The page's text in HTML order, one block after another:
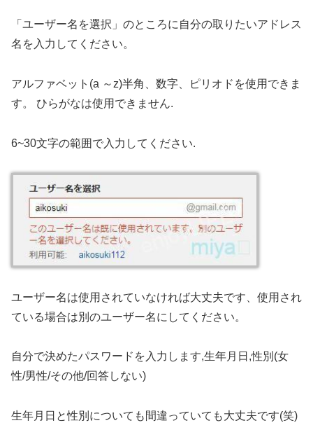
「ユーザー名を選択」のところに自分の取りたいアドレス
名を入力してください。
アルファベット(a ～z)半角、数字、ピリオドを使用できま
す。 ひらがなは使用できません.
6~30文字の範囲で入力してください.
ユーザー名は使用されていなければ大丈夫です、使用され
ている場合は別のユーザー名にしてください。
自分で決めたパスワードを入力します,生年月日,性別(女
性/男性/その他/回答しない)
生年月日と性別についても間違っていても大丈夫です(笑)